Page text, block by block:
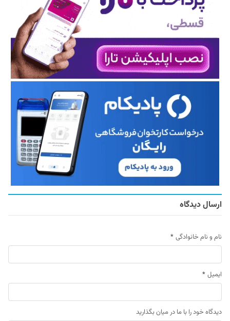
ارسال دیدگاه
نام و نام خانوادگی *
ایمیل *
دیدگاه خود را با ما در میان بگذارید